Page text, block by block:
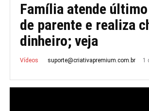
Família atende
de parente e realiza
dinheiro; veja
Vídeos suporte@criativapremium.com.br 1